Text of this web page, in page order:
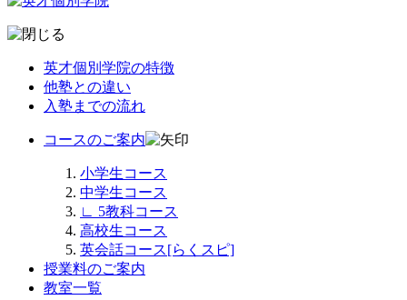
英才個別学院の特徴
他塾との違い
入塾までの流れ
コースのご案内
小学生コース
中学生コース
∟ 5教科コース
高校生コース
英会話コース[らくスピ]
授業料のご案内
教室一覧